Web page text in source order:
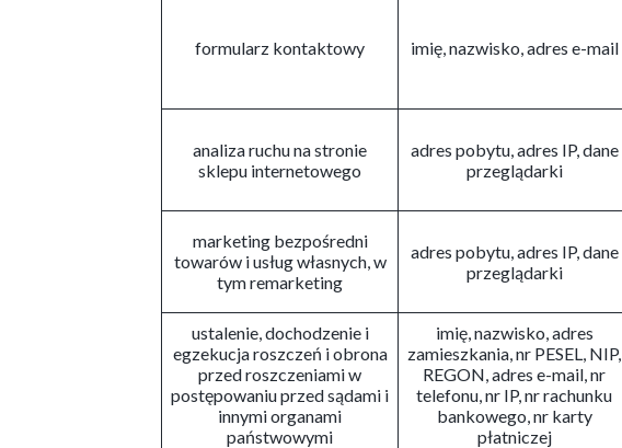
formularz kontaktowy imię, nazwisko, adres e-mail
analiza ruchu na stronie
sklepu internetowego
adres pobytu, adres IP, dane
przeglądarki
marketing bezpośredni
towarów i usług własnych, w
tym remarketing
adres pobytu, adres IP, dane
przeglądarki
ustalenie, dochodzenie i
egzekucja roszczeń i obrona
przed roszczeniami w
postępowaniu przed sądami i
innymi organami
państwowymi
imię, nazwisko, adres
zamieszkania, nr PESEL, NIP,
REGON, adres e-mail, nr
telefonu, nr IP, nr rachunku
bankowego, nr karty
płatniczej